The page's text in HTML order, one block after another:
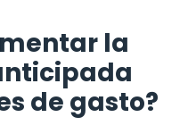
la
de gasto?